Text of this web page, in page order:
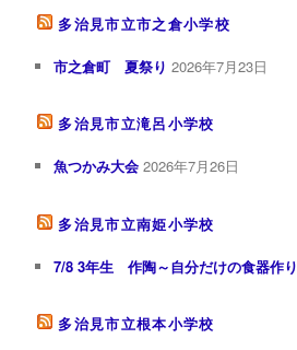
多治見市立市之倉小学校
市之倉町 夏祭り 2026年7月23日
多治見市立滝呂小学校
魚つかみ大会 2026年7月26日
多治見市立南姫小学校
7/8 3年生 作陶～自分だけの食器作り
多治見市立根本小学校